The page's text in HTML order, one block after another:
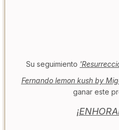
Su seguimiento
Fernando lemon kush by
ganar este